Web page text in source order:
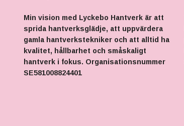
Min vision med Lyckebo Hantverk är att
sprida hantverksglädje, att uppvärdera
gamla hantverkstekniker och att alltid ha
kvalitet, hållbarhet och småskaligt
hantverk i fokus. Organisationsnummer
SE581008824401